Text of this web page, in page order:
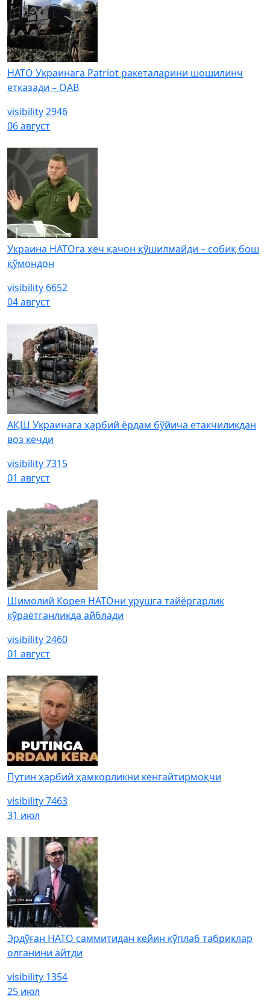
НАТО Украинага Patriot ракеталарини шошилинч
етказади – ОАВ
visibility2946
06 август
Украина НАТОга ҳеч қачон қўшилмайди – собиқ бош
қўмондон
visibility 6652
04 август
АҚШ Украинага ҳарбий ёрдам бўйича етакчиликдан
воз кечди
visibility7315
01 август
Шимолий Корея НАТОни урушга тайёргарлик
кўраётганликда айблади
visibility2460
01 август
Путин ҳарбий ҳамкорликни кенгайтирмоқчи
visibility7463
31 июл
Эрдўған НАТО саммитидан кейин кўплаб табриклар
олганини айтди
visibility 1354
25 июл